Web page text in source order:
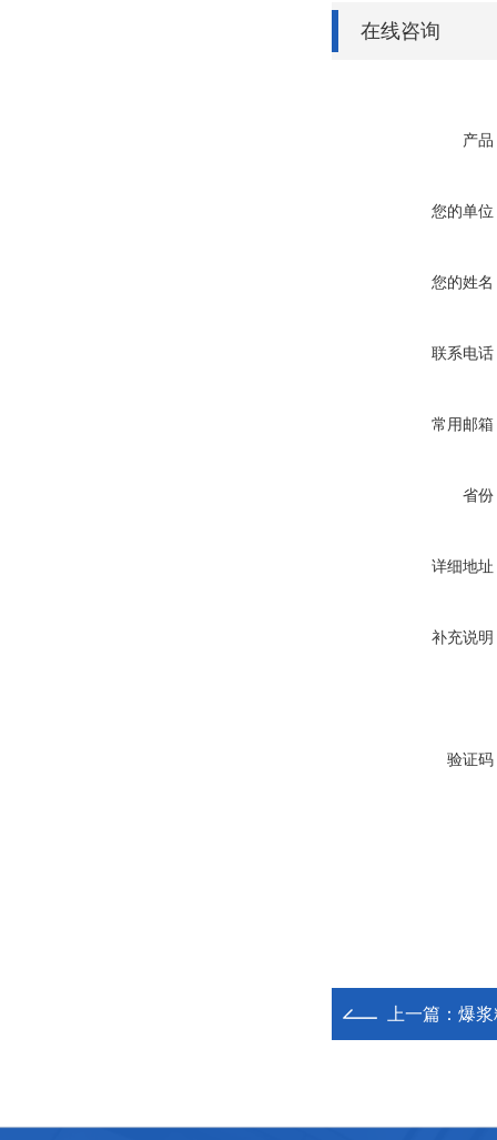
在线咨询
产品
您的单位
您的姓名
联系电话
常用邮箱
省份
详细地址
补充说明
验证码
上一篇： 爆